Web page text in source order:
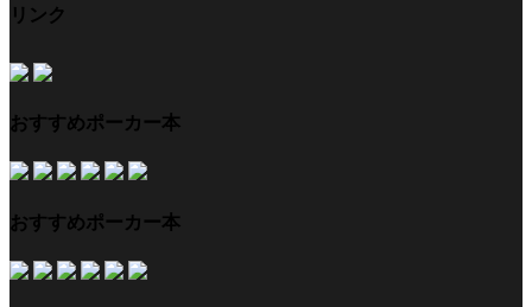
リンク
おすすめポーカー本
おすすめポーカー本